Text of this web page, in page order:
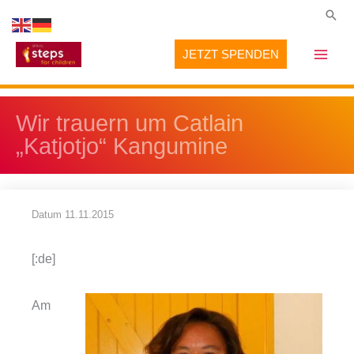
Inhalt
springen
JETZT SPENDEN
Wir trauern um Catlain
„Katjotjo“ Kangumine
Datum 11.11.2015
[:de]
Am